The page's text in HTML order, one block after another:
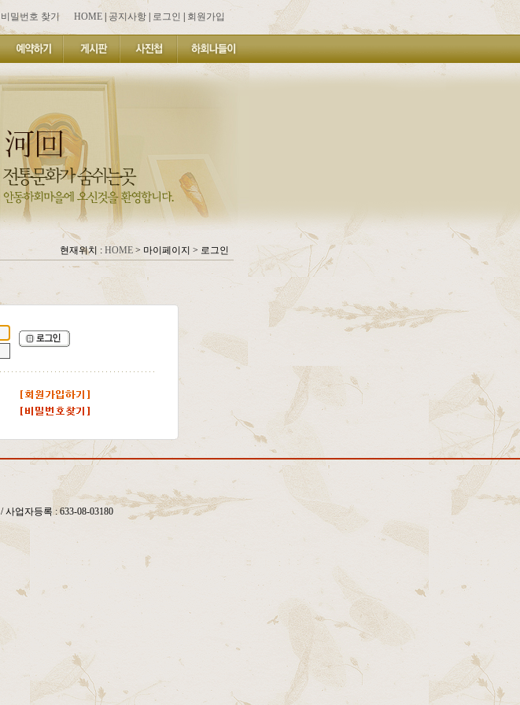
비밀번호 찾기 HOME 공지사항 로그인 회원가입
현재위치 : HOME> 마이페이지 > 로그인
/ 사업자등록 : 633-08-03180